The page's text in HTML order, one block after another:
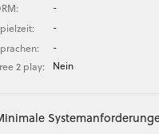
-
-
-
2 play:
Nein